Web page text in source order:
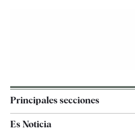
Principales secciones
Es Noticia